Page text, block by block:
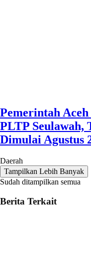
Pemerintah
PLTP Seulawah,
Dimulai Agustus
Daerah
Tampilkan Lebih Banyak
Sudah ditampilkan semua
Berita Terkait